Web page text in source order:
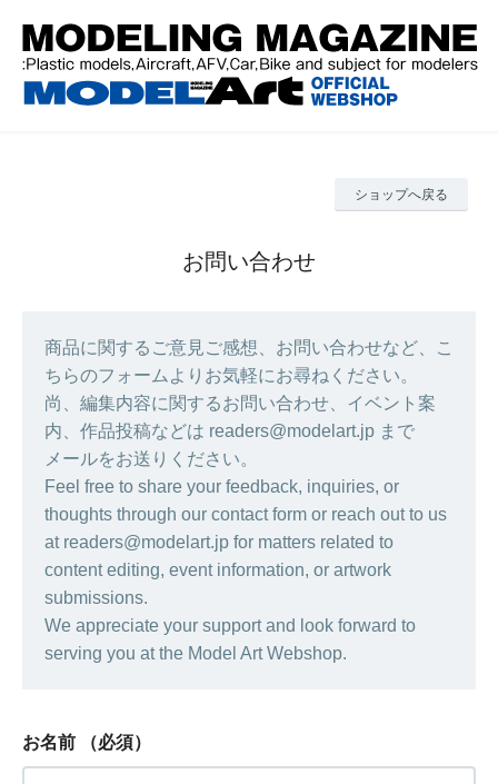
ショップへ戻る
お問い合わせ
商品に関するご意見ご感想、お問い合わせなど、こ
ちらのフォームよりお気軽にお尋ねください。
尚、編集内容に関するお問い合わせ、イベント案
内、作品投稿などは readers@modelart.jp まで
メールをお送りください。
Feel free to share your feedback, inquiries, or
thoughts through our contact form or reach out to us
at readers@modelart.jp for matters related to
content editing, event information, or artwork
submissions.
We appreciate your support and look forward to
serving you at the Model Art Webshop.
お名前 （必須）